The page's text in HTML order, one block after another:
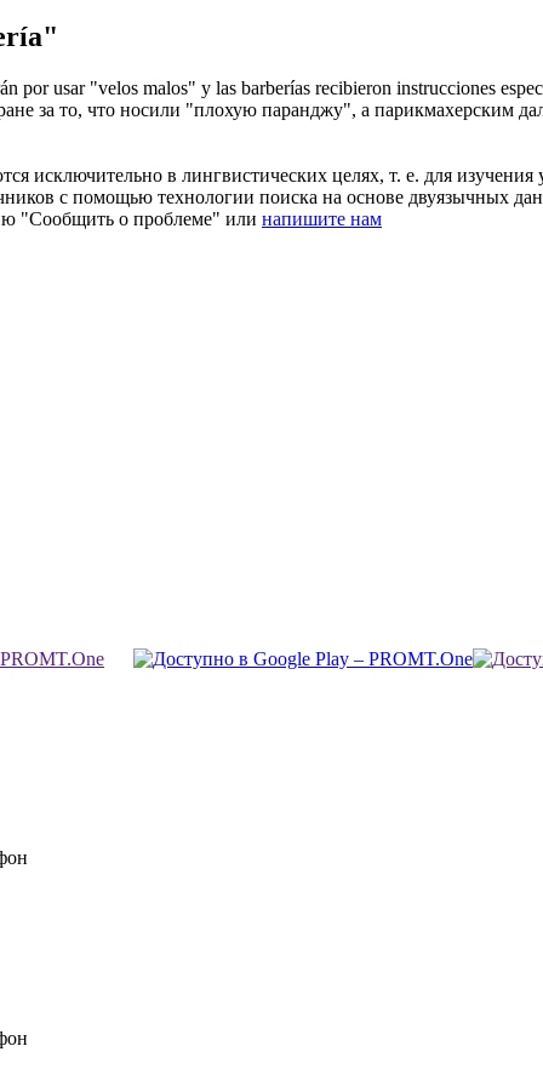
por usar "velos malos" y las barberías recibieron instrucciones
за то, что носили "плохую паранджу", а парикмахерским
исключительно в лингвистических целях, т. е. для
с помощью технологии поиска на основе двуязычных
"Сообщить о проблеме" или напишите нам